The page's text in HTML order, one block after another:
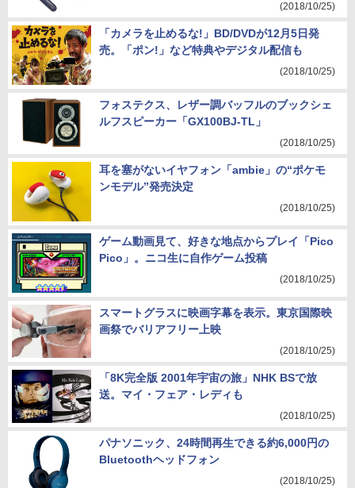
(2018/10/25)
「カメラを止めるな!」BD/DVDが12月5日発
売。「ポン!」など特典やデジタル配信も
(2018/10/25)
フォステクス、レザー調バッフルのブックシェ
ルフスピーカー「GX100BJ-TL」
(2018/10/25)
耳を塞がないイヤフォン「ambie」の“ポケモ
ンモデル”発売決定
(2018/10/25)
ゲーム動画見て、好きな地点からプレイ「Pico
Pico」。ニコ生に自作ゲーム投稿
(2018/10/25)
スマートグラスに映画字幕を表示。東京国際映
画祭でバリアフリー上映
(2018/10/25)
「8K完全版 2001年宇宙の旅」NHK BSで放
送。マイ・フェア・レディも
(2018/10/25)
パナソニック、24時間再生できる約6,000円の
Bluetoothヘッドフォン
(2018/10/25)